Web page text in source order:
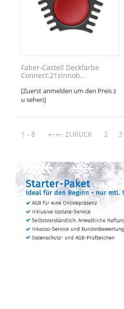
Faber-Castell Deckfarbe
Connect.21zinnob...
[Zuerst anmelden um den Preis z
u sehen]
1 - 8 ← ZURÜCK 2 3